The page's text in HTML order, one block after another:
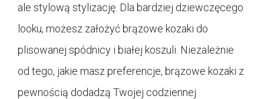
ale stylową stylizację. Dla bardziej dziewczęcego
looku, możesz założyć brązowe kozaki do
plisowanej spódnicy i białej koszuli. Niezależnie
od tego, jakie masz preferencje, brązowe kozaki z
pewnością dodadzą Twojej codziennej